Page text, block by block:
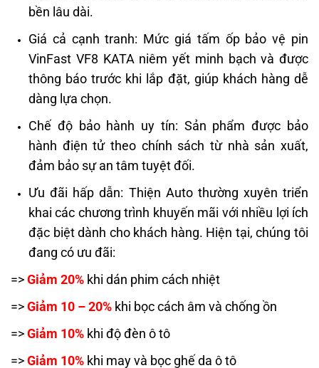
bền lâu dài.
Giá cả cạnh tranh: Mức giá tấm ốp bảo vệ pin
VinFast VF8 KATA niêm yết minh bạch và được
thông báo trước khi lắp đặt, giúp khách hàng dễ
dàng lựa chọn.
Chế độ bảo hành uy tín: Sản phẩm được bảo
hành điện tử theo chính sách từ nhà sản xuất,
đảm bảo sự an tâm tuyệt đối.
Ưu đãi hấp dẫn: Thiện Auto thường xuyên triển
khai các chương trình khuyến mãi với nhiều lợi ích
đặc biệt dành cho khách hàng. Hiện tại, chúng tôi
đang có ưu đãi:
=>Giảm 20% khi dán phim cách nhiệt
=>Giảm 10 – 20% khi bọc cách âm và chống ồn
=>Giảm 10% khi độ đèn ô tô
=>Giảm 10% khi may và bọc ghế da ô tô